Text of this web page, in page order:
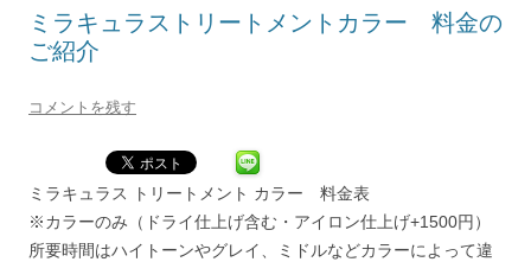
ミラキュラストリートメントカラー 料金の
ご紹介
コメントを残す
ミラキュラス トリートメント カラー 料金表
※カラーのみ（ドライ仕上げ含む・アイロン仕上げ+1500円）
所要時間はハイトーンやグレイ、ミドルなどカラーによって違